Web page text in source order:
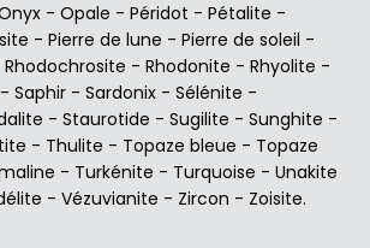
- Opale - Péridot - Pétalite -
- Pierre de lune - Pierre de soleil -
Rhodochrosite - Rhodonite - Rhyolite -
- Saphir - Sardonix - Sélénite -
- Staurotide - Sugilite - Sunghite -
- Thulite - Topaze bleue - Topaze
- Turkénite - Turquoise - Unakite
- Vézuvianite - Zircon - Zoisite.